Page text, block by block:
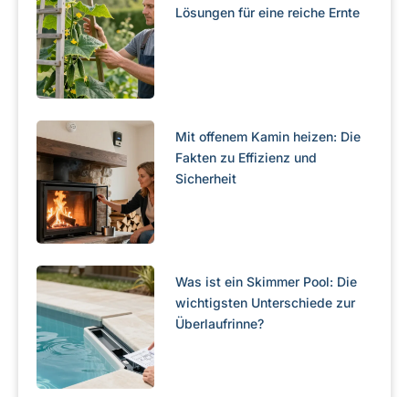
Lösungen für eine reiche Ernte
Mit offenem Kamin heizen: Die
Fakten zu Effizienz und
Sicherheit
Was ist ein Skimmer Pool: Die
wichtigsten Unterschiede zur
Überlaufrinne?